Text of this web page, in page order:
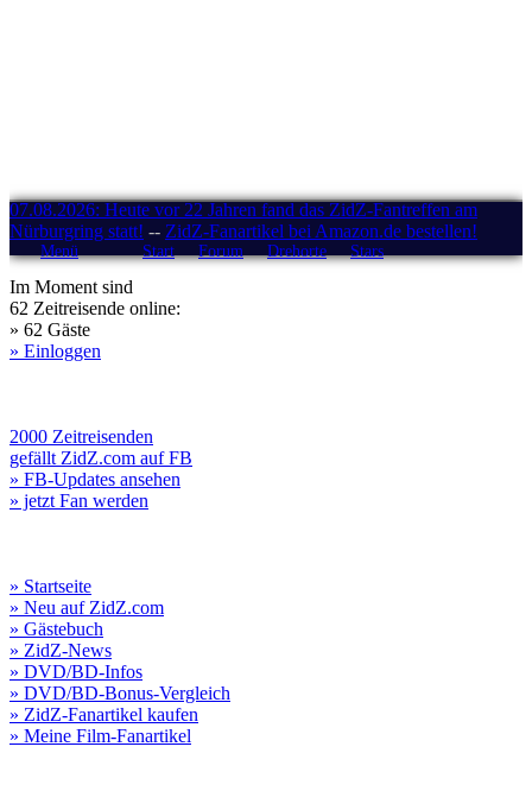
07.08.2026: Heute vor 22 Jahren fand das ZidZ-Fantreffen am
Nürburgring statt! -- ZidZ-Fanartikel bei Amazon.de bestellen!
Menü Start Forum Drehorte Stars
Im Moment sind
62 Zeitreisende online:
» 62 Gäste
» Einloggen
2000 Zeitreisenden
gefällt ZidZ.com auf FB
» FB-Updates ansehen
» jetzt Fan werden
» Startseite
» Neu auf ZidZ.com
» Gästebuch
» ZidZ-News
» DVD/BD-Infos
» DVD/BD-Bonus-Vergleich
» ZidZ-Fanartikel kaufen
» Meine Film-Fanartikel